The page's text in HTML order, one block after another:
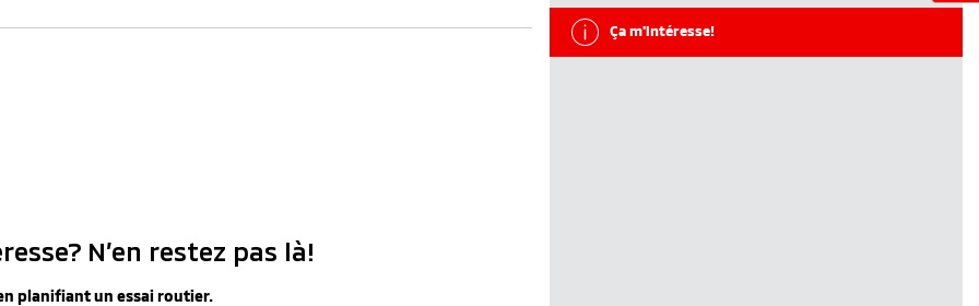
N’en restez pas là!
planifiant un essai routier.
Ça m'intéresse!